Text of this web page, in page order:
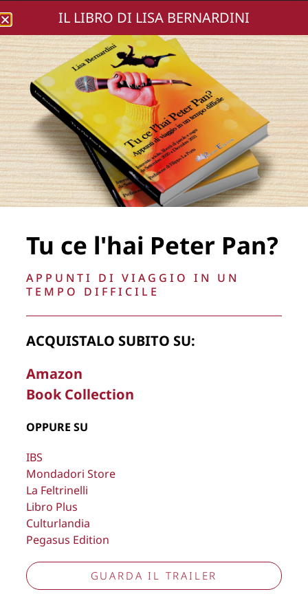
Lisa Bernardini
photomarco (290)
[800×600]
La Direzione stabilisce insindacabilmente di inserire,
rimuovere, oscurare, modificare, immagini e testi del sito, a
Aggiorna preferenze tracciamento
IL LIBRO DI LISA BERNARDINI
Tu ce l'hai Peter Pan?
APPUNTI DI VIAGGIO IN UN
TEMPO DIFFICILE
ACQUISTALO SUBITO SU:
Amazon
Book Collection
OPPURE SU
IBS
Mondadori Store
La Feltrinelli
Libro Plus
Culturlandia
Pegasus Edition
GUARDA IL TRAILER